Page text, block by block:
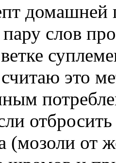
домашней
пару слов
это
(мозоли от